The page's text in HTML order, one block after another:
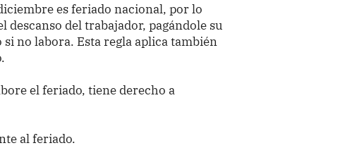
es feriado nacional, por lo
del trabajador, pagándole su
no labora. Esta regla aplica también
el feriado, tiene derecho a
al feriado.